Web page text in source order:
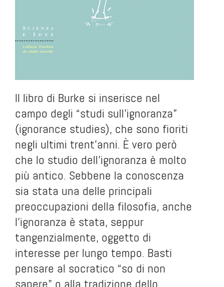
Il libro di Burke si inserisce nel
campo degli “studi sull’ignoranza”
(ignorance studies), che sono fioriti
negli ultimi trent’anni. È vero però
che lo studio dell’ignoranza è molto
più antico. Sebbene la conoscenza
sia stata una delle principali
preoccupazioni della filosofia, anche
l’ignoranza è stata, seppur
tangenzialmente, oggetto di
interesse per lungo tempo. Basti
pensare al socratico “so di non
sapere” o alla tradizione dello